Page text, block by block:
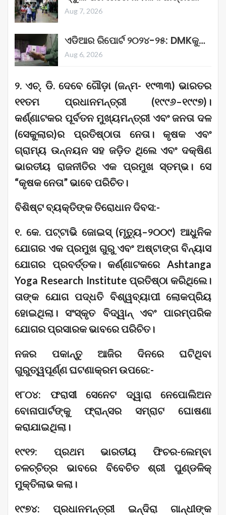
Aug 7, 2026
ଏଡିଆର ରିପୋର୍ଟ ୨୦୨୪-୨୫: DMKକୁ…
Aug 6, 2026
୨. ଏଚ୍. ଡି. ଦେବେ ଗୌଡ଼ା (ଜନ୍ମ- ୧୯୩୩) ଭାରତର
୧୧ତମ ପ୍ରଧାନମନ୍ତ୍ରୀ (୧୯୯୬–୧୯୯୭)।
କର୍ଣ୍ଣାଟକର ପୂର୍ବତନ ମୁଖ୍ୟମନ୍ତ୍ରୀ ଏବଂ ଜନତା ଦଳ
(ସେକୁଲାର)ର ପ୍ରତିଷ୍ଠାତା ନେତା। କୃଷକ ଏବଂ
ଗ୍ରାମ୍ୟ ଉନ୍ନୟନ ସହ ଜଡ଼ିତ ଥିଲେ ଏବଂ ଦକ୍ଷିଣ
ଭାରତୀୟ ରାଜନୀତିର ଏକ ପ୍ରମୁଖ ସ୍ତମ୍ଭ। ସେ
“କୃଷକ ନେତା” ଭାବେ ପରିଚିତ।
ବିଶିଷ୍ଟ ବ୍ୟକ୍ତିଙ୍କ ତିରୋଧାନ ଦିବସ:-
୧. କେ. ପଟ୍ଟାଭି ଜୋଇସ୍ (ମୃତ୍ୟୁ–୨୦୦୯) ଆଧୁନିକ
ଯୋଗର ଏକ ପ୍ରମୁଖ ଗୁରୁ ଏବଂ ଅଷ୍ଟାଙ୍ଗ ବିନ୍ୟାସ
ଯୋଗର ପ୍ରବର୍ତ୍ତକ। କର୍ଣ୍ଣାଟକରେ Ashtanga
Yoga Research Institute ପ୍ରତିଷ୍ଠା କରିଥିଲେ।
ତାଙ୍କ ଯୋଗ ପଦ୍ଧତି ବିଶ୍ୱବ୍ୟାପୀ ଲୋକପ୍ରିୟ
ହୋଇଥିଲା। ସଂସ୍କୃତ ବିଦ୍ୱାନ୍ ଏବଂ ପାରମ୍ପରିକ
ଯୋଗର ପ୍ରସାରକ ଭାବରେ ପରିଚିତ।
ନଜର ପକାନ୍ତୁ ଆଜିର‌ ଦିନରେ ଘଟିଥିବା
ଗୁରୁତ୍ୱପୂର୍ଣ୍ଣ ଘଟଣାକ୍ରମ ଉପରେ:-
୧୮୦୪: ଫରାସୀ ସେନେଟ ଦ୍ୱାରା ନେପୋଲିଅନ
ବୋନାପାର୍ଟଙ୍କୁ ଫ୍ରାନ୍ସର ସମ୍ରାଟ ଘୋଷଣା
କରାଯାଇଥିଲା।
୧୯୧୨: ପ୍ରଥମ ଭାରତୀୟ ଫିଚର-ଲେମ୍ବା
ଚଳଚ୍ଚିତ୍ର ଭାବରେ ବିବେଚିତ ଶ୍ରୀ ପୁଣ୍ଡଳିକ୍
ମୁକ୍ତିଲାଭ କଲା।
୧୯୭୪: ପ୍ରଧାନମନ୍ତ୍ରୀ ଇନ୍ଦିରା ଗାନ୍ଧୀଙ୍କ